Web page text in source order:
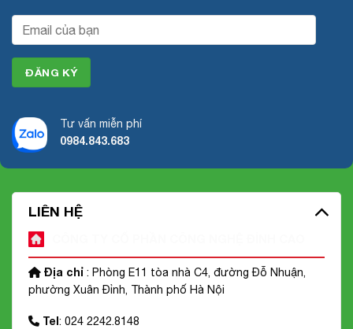
Tư vấn miễn phí
0984.843.683
LIÊN HỆ
Địa chỉ : Phòng E11 tòa nhà C4, đường Đỗ Nhuận,
phường Xuân Đỉnh, Thành phố Hà Nội
Tel: 024 2242.8148